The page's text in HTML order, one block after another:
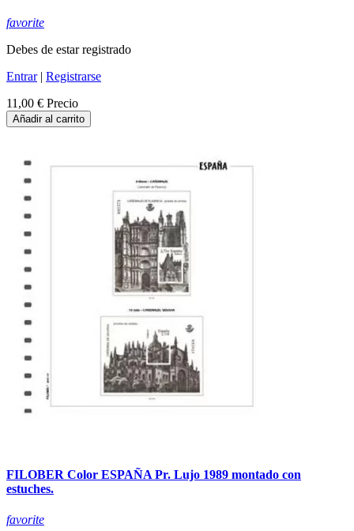
favorite
Debes de estar registrado
Entrar| Registrarse
11,00 € Precio
Añadir al carrito
FILOBER Color ESPAÑA Pr. Lujo 1989 montado con
estuches.
favorite